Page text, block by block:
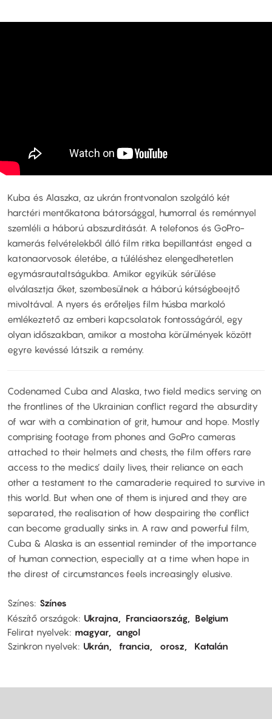
Kuba és Alaszka, az ukrán frontvonalon szolgáló két
harctéri mentőkatona bátorsággal, humorral és reménnyel
szemléli a háború abszurditását. A telefonos és GoPro-
kamerás felvételekből álló film ritka bepillantást enged a
katonaorvosok életébe, a túléléshez elengedhetetlen
egymásrautaltságukba. Amikor egyikük sérülése
elválasztja őket, szembesülnek a háború kétségbeejtő
mivoltával. A nyers és erőteljes film húsba markoló
emlékeztető az emberi kapcsolatok fontosságáról, egy
olyan időszakban, amikor a mostoha körülmények között
egyre kevéssé látszik a remény.
Codenamed Cuba and Alaska, two field medics serving on
the frontlines of the Ukrainian conflict regard the absurdity
of war with a combination of grit, humour and hope. Mostly
comprising footage from phones and GoPro cameras
attached to their helmets and chests, the film offers rare
access to the medics’ daily lives, their reliance on each
other a testament to the camaraderie required to survive in
this world. But when one of them is injured and they are
separated, the realisation of how despairing the conflict
can become gradually sinks in. A raw and powerful film,
Cuba & Alaska is an essential reminder of the importance
of human connection, especially at a time when hope in
the direst of circumstances feels increasingly elusive.
Színes Színes
Készítő országok
Ukrajna Franciaország
Belgium
Felirat nyelvek
magyar
angol
Szinkron nyelvek
Ukrán francia orosz Katalán